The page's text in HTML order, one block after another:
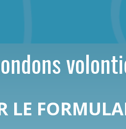
LE